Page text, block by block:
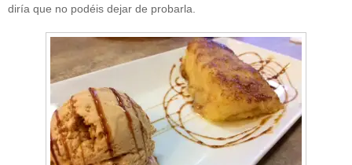
diría que no podéis dejar de probarla.